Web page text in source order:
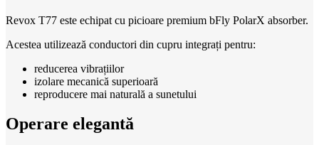
Revox T77 este echipat cu picioare premium bFly PolarX absorber.
Acestea utilizează conductori din cupru integrați pentru:
reducerea vibrațiilor
izolare mecanică superioară
reproducere mai naturală a sunetului
Operare elegantă